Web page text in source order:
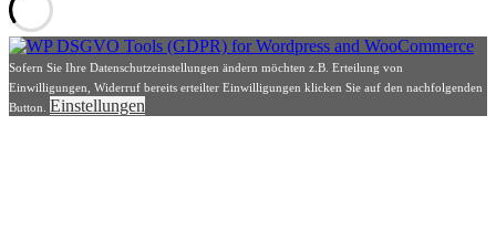
Sofern Sie Ihre Datenschutzeinstellungen ändern möchten z.B. Erteilung von
Einwilligungen, Widerruf bereits erteilter Einwilligungen klicken Sie auf den nachfolgenden
Button. Einstellungen